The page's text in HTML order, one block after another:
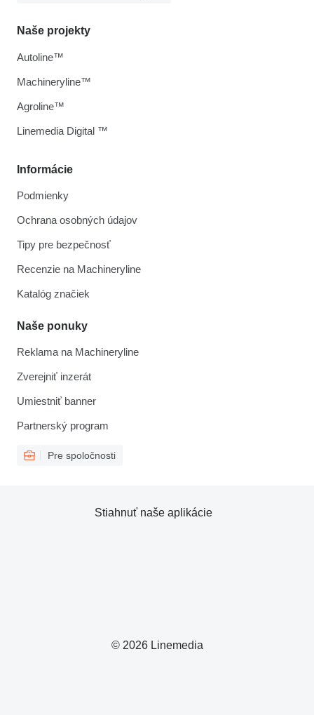
Informácie
Podmienky
Ochrana osobných údajov
Tipy pre bezpečnosť
Recenzie na Machineryline
Katalóg značiek
Naše ponuky
Reklama na Machineryline
Zverejniť inzerát
Umiestniť banner
Partnerský program
Pre spoločnosti
Naše projekty
Autoline™
Machineryline™
Agroline™
Linemedia Digital ™
© 2026 Linemedia
Stiahnuť naše aplikácie